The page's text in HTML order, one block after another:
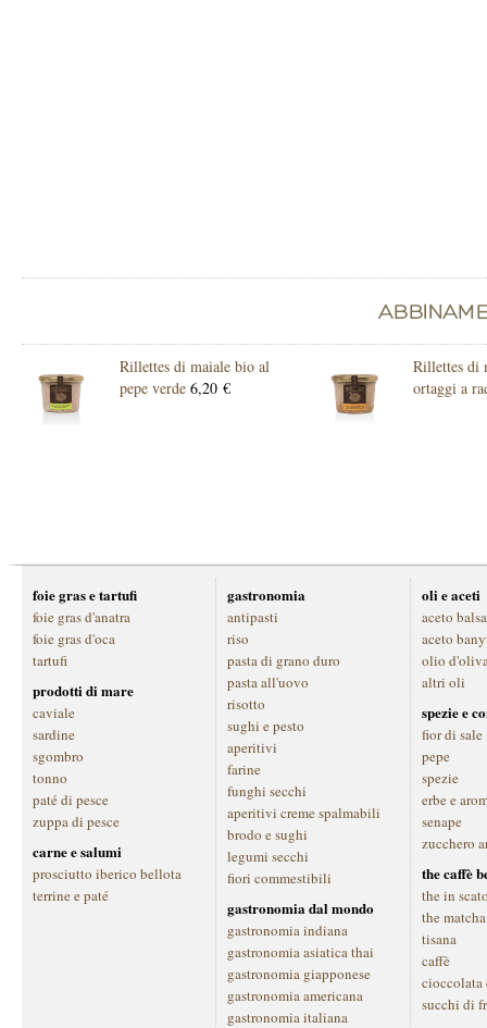
Rillettes di maiale bio al
pepe verde 6,20 €
Rillettes di
ortaggi a
foie gras e tartufi
foie gras d'anatra
foie gras d'oca
tartufi
prodotti di mare
caviale
sardine
sgombro
tonno
paté di pesce
zuppa di pesce
carne e salumi
prosciutto iberico bellota
terrine e paté
gastronomia
antipasti
riso
pasta di grano duro
pasta all'uovo
risotto
sughi e pesto
aperitivi
farine
funghi secchi
aperitivi creme spalmabili
brodo e sughi
legumi secchi
fiori commestibili
gastronomia dal mondo
gastronomia indiana
gastronomia asiatica thai
gastronomia giapponese
gastronomia americana
gastronomia italiana
oli e aceti
aceto
aceto
olio
altri oli
spezie e
fior di sale
pepe
spezie
erbe e
senape
zucchero
the caffè
the in
the matcha
tisana
caffè
cioccolata
succhi di